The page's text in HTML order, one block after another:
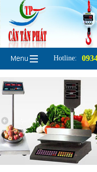
Hotline: